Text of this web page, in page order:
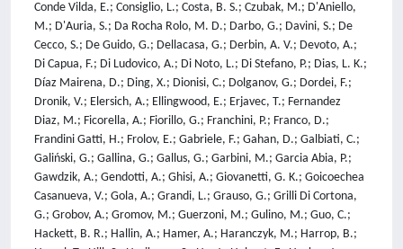
Conde Vilda, E.; Consiglio, L.; Costa, B. S.; Czubak, M.; D'Aniello,
M.; D'Auria, S.; Da Rocha Rolo, M. D.; Darbo, G.; Davini, S.; De
Cecco, S.; De Guido, G.; Dellacasa, G.; Derbin, A. V.; Devoto, A.;
Di Capua, F.; Di Ludovico, A.; Di Noto, L.; Di Stefano, P.; Dias, L. K.;
Díaz Mairena, D.; Ding, X.; Dionisi, C.; Dolganov, G.; Dordei, F.;
Dronik, V.; Elersich, A.; Ellingwood, E.; Erjavec, T.; Fernandez
Diaz, M.; Ficorella, A.; Fiorillo, G.; Franchini, P.; Franco, D.;
Frandini Gatti, H.; Frolov, E.; Gabriele, F.; Gahan, D.; Galbiati, C.;
Galiński, G.; Gallina, G.; Gallus, G.; Garbini, M.; Garcia Abia, P.;
Gawdzik, A.; Gendotti, A.; Ghisi, A.; Giovanetti, G. K.; Goicoechea
Casanueva, V.; Gola, A.; Grandi, L.; Grauso, G.; Grilli Di Cortona,
G.; Grobov, A.; Gromov, M.; Guerzoni, M.; Gulino, M.; Guo, C.;
Hackett, B. R.; Hallin, A.; Hamer, A.; Haranczyk, M.; Harrop, B.;